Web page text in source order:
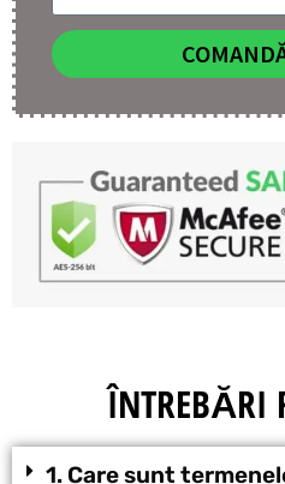
ÎNTREBĂRI
1. Care sunt